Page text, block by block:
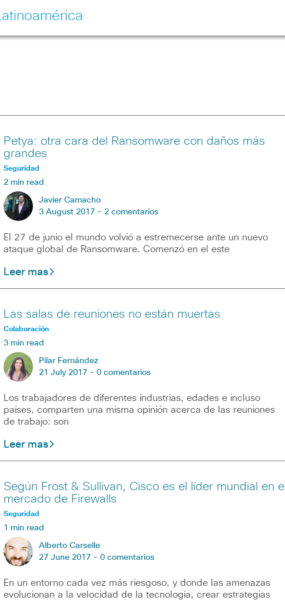
Petya: otra cara del Ransomware con daños más
grandes
Seguridad
2 min read
Javier Camacho
3 August 2017 - 2 comentarios
El 27 de junio el mundo volvió a estremecerse ante un nuevo
ataque global de Ransomware. Comenzó en el este
Leer mas
Las salas de reuniones no están muertas
Colaboración
3 min read
Pilar Fernández
21 July 2017 - 0 comentarios
Los trabajadores de diferentes industrias, edades e incluso
países, comparten una misma opinión acerca de las reuniones
de trabajo: son
Leer mas
Según Frost & Sullivan, Cisco es el líder mundial en el
mercado de Firewalls
Seguridad
1 min read
Alberto Carselle
27 June 2017 - 0 comentarios
En un entorno cada vez más riesgoso, y donde las amenazas
evolucionan a la velocidad de la tecnología, crear estrategias